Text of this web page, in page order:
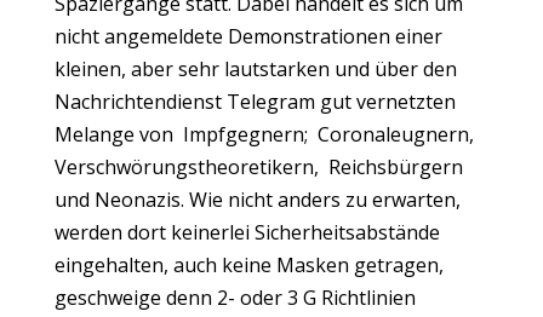
nicht angemeldete Demonstrationen einer
kleinen, aber sehr lautstarken und über den
Nachrichtendienst Telegram gut vernetzten
Melange von Impfgegnern; Coronaleugnern,
Verschwörungstheoretikern, Reichsbürgern
und Neonazis. Wie nicht anders zu erwarten,
werden dort keinerlei Sicherheitsabstände
eingehalten, auch keine Masken getragen,
geschweige denn 2- oder 3 G Richtlinien